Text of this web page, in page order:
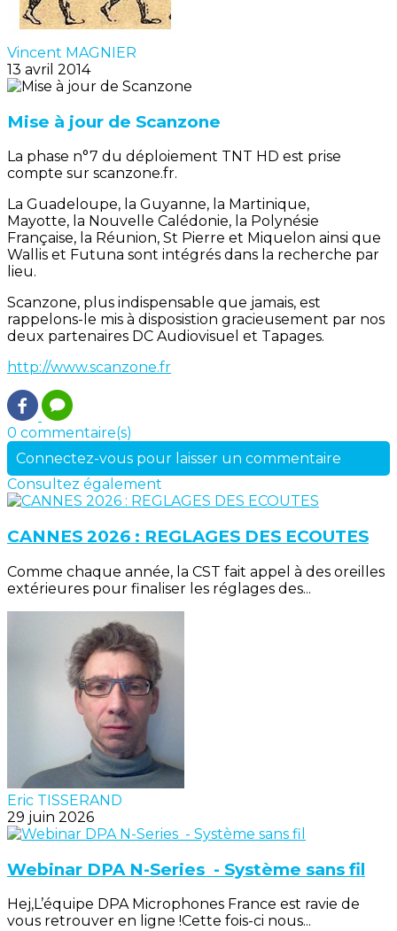
Vincent MAGNIER
13 avril 2014
Mise à jour de Scanzone
La phase n°7 du déploiement TNT HD est prise
compte sur scanzone.fr.
La Guadeloupe, la Guyanne, la Martinique,
Mayotte, la Nouvelle Calédonie, la Polynésie
Française, la Réunion, St Pierre et Miquelon ainsi que
Wallis et Futuna sont intégrés dans la recherche par
lieu.
Scanzone, plus indispensable que jamais, est
rappelons-le mis à disposistion gracieusement par nos
deux partenaires DC Audiovisuel et Tapages.
http://www.scanzone.fr
0 commentaire(s)
Connectez-vous pour laisser un commentaire
Consultez également
CANNES 2026 : REGLAGES DES ECOUTES
Comme chaque année, la CST fait appel à des oreilles
extérieures pour finaliser les réglages des...
Eric TISSERAND
29 juin 2026
Webinar DPA N-Series - Système sans fil
Hej,L’équipe DPA Microphones France est ravie de
vous retrouver en ligne !Cette fois-ci nous...